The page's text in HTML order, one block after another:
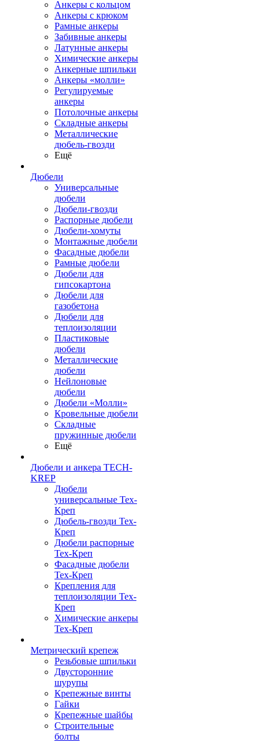
Анкеры с кольцом
Анкеры с крюком
Рамные анкеры
Забивные анкеры
Латунные анкеры
Химические анкеры
Анкерные шпильки
Анкеры «молли»
Регулируемые
анкеры
Потолочные анкеры
Складные анкеры
Металлические
дюбель-гвозди
Ещё
Дюбели
Универсальные
дюбели
Дюбели-гвозди
Распорные дюбели
Дюбели-хомуты
Монтажные дюбели
Фасадные дюбели
Рамные дюбели
Дюбели для
гипсокартона
Дюбели для
газобетона
Дюбели для
теплоизоляции
Пластиковые
дюбели
Металлические
дюбели
Нейлоновые
дюбели
Дюбели «Молли»
Кровельные дюбели
Складные
пружинные дюбели
Ещё
Дюбели и анкера TECH-
KREP
Дюбели
универсальные Тех-
Креп
Дюбель-гвозди Тех-
Креп
Дюбели распорные
Тех-Креп
Фасадные дюбели
Тех-Креп
Крепления для
теплоизоляции Тех-
Креп
Химические анкеры
Тех-Креп
Метрический крепеж
Резьбовые шпильки
Двусторонние
шурупы
Крепежные винты
Гайки
Крепежные шайбы
Строительные
болты